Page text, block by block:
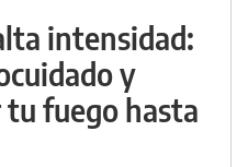
intensidad:
y
tu fuego hasta